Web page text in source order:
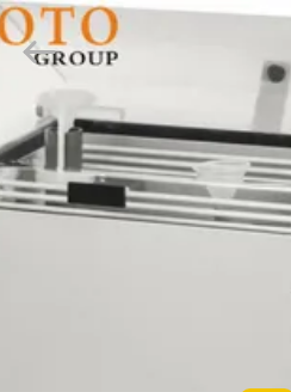
घर
उत्पादों
2026
BOTO
GROUP
LTD.